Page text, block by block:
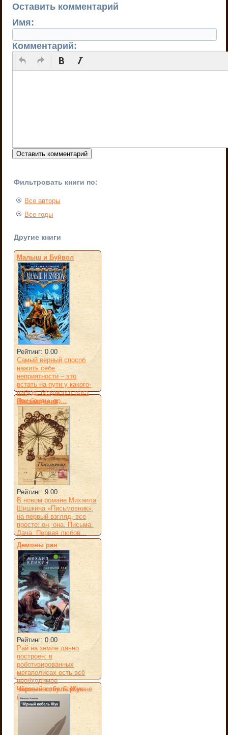
Оставить комментарий
Имя:
Комментарий:
Фильтровать книги по:
Все авторы
Все годы
Другие книги
Малыш и Буйвол
Рейтинг: 0.00
Самый верный способ
нажить себе
неприятности – это
встать на пути у какого-
нибудь безумного мага
или банды, пр...
Письмовник
Рейтинг: 9.00
В новом романе Михаила
Шишкина «Письмовник»,
на первый взгляд, все
просто: он, она. Письма.
Дача. Первая любов...
Демоны рая
Рейтинг: 0.00
Рай на земле давно
построен: в
роботизированных
мегаполисах есть всё
необходимое
человечеству. Горожане
не пре...
Чёрный кобель Жук